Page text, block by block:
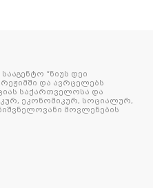
“ნიუს დეი
და ავრცელებს
საქართველოსა და
ეკონომიკურ, სოციალურ,
მოვლენების